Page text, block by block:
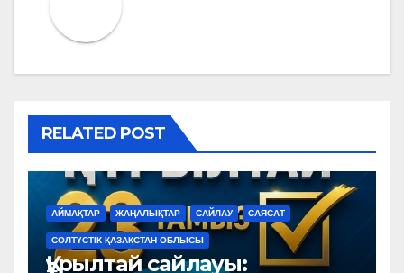
RELATED POST
АЙМАҚТАР ЖАҢАЛЫҚТАР САЙЛАУ САЯСАТ
СОЛТҮСТІК ҚАЗАҚСТАН ОБЛЫСЫ
Құрылтай сайлауы: